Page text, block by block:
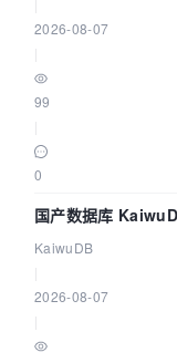
2026-08-07
99
0
国产数据库
径
KaiwuDB
2026-08-07